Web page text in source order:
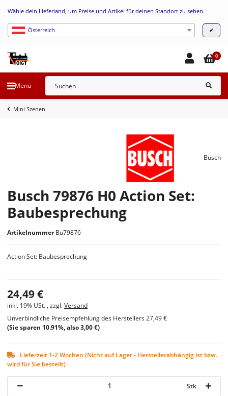
Wähle dein Lieferland, um Preise und Artikel für deinen Standort zu sehen.
Österreich ✔
Menü
0
Mini Szenen
Busch 79876 H0 Action Set:
Baubesprechung
Artikelnummer Bu79876
Busch
Action Set: Baubesprechung
24,49 €
inkl. 19% USt. , zzgl.Versand
Unverbindliche Preisempfehlung des Herstellers27,49 €
(Sie sparen 10.91%, also3,00 €)
Stk
Lieferzeit 1-2 Wochen (Nicht auf Lager - Herstellerabhängig ist bzw.
wird für Sie bestellt)